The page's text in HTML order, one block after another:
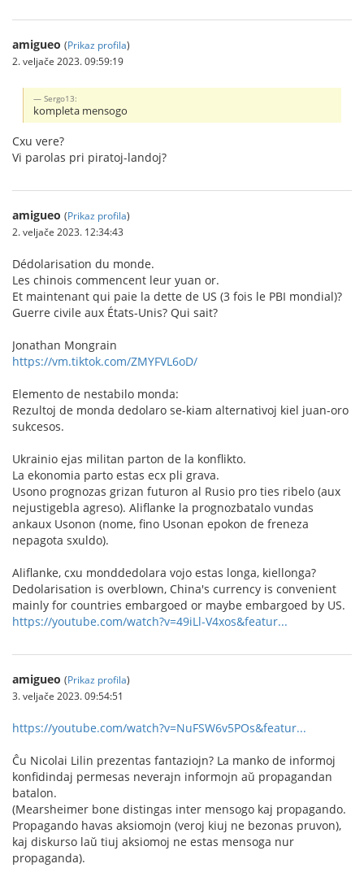
amigueo (Prikaz profila)
2. veljače 2023. 09:59:19
Sergo13:
kompleta mensogo
Cxu vere?
Vi parolas pri piratoj-landoj?
amigueo (Prikaz profila)
2. veljače 2023. 12:34:43
Dédolarisation du monde.
Les chinois commencent leur yuan or.
Et maintenant qui paie la dette de US (3 fois le PBI mondial)?
Guerre civile aux États-Unis? Qui sait?
Jonathan Mongrain
https://vm.tiktok.com/ZMYFVL6oD/
Elemento de nestabilo monda:
Rezultoj de monda dedolaro se-kiam alternativoj kiel juan-oro
sukcesos.
Ukrainio ejas militan parton de la konflikto.
La ekonomia parto estas ecx pli grava.
Usono prognozas grizan futuron al Rusio pro ties ribelo (aux
nejustigebla agreso). Aliflanke la prognozbatalo vundas
ankaux Usonon (nome, fino Usonan epokon de freneza
nepagota sxuldo).
Aliflanke, cxu monddedolara vojo estas longa, kiellonga?
Dedolarisation is overblown, China's currency is convenient
mainly for countries embargoed or maybe embargoed by US.
https://youtube.com/watch?v=49iLl-V4xos&featur...
amigueo (Prikaz profila)
3. veljače 2023. 09:54:51
https://youtube.com/watch?v=NuFSW6v5POs&featur...
Ĉu Nicolai Lilin prezentas fantaziojn? La manko de informoj
konfidindaj permesas neverajn informojn aŭ propagandan
batalon.
(Mearsheimer bone distingas inter mensogo kaj propagando.
Propagando havas aksiomojn (veroj kiuj ne bezonas pruvon),
kaj diskurso laŭ tiuj aksiomoj ne estas mensoga nur
propaganda).